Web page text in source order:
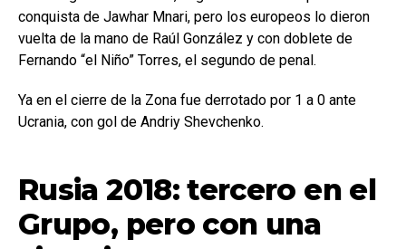
conquista de Jawhar Mnari, pero los europeos lo dieron
vuelta de la mano de Raúl González y con doblete de
Fernando “el Niño” Torres, el segundo de penal.
Ya en el cierre de la Zona fue derrotado por 1 a 0 ante
Ucrania, con gol de Andriy Shevchenko.
Rusia 2018: tercero en el
Grupo, pero con una